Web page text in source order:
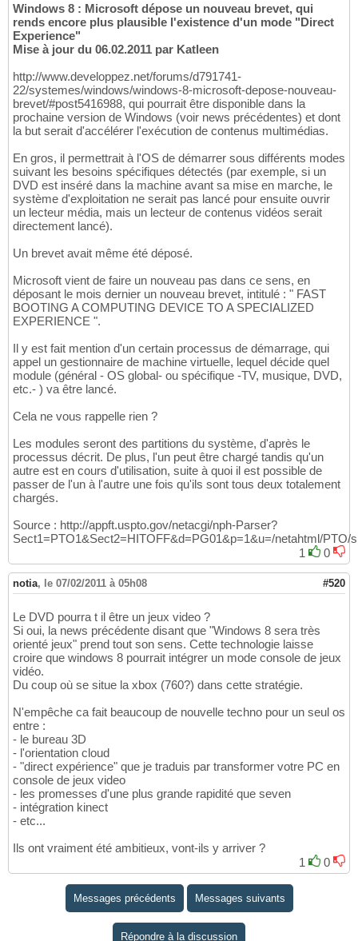
Windows 8 : Microsoft dépose un nouveau brevet, qui
rends encore plus plausible l'existence d'un mode "Direct
Experience"
Mise à jour du 06.02.2011 par Katleen
http://www.developpez.net/forums/d791741-
22/systemes/windows/windows-8-microsoft-depose-nouveau-
brevet/#post5416988, qui pourrait être disponible dans la
prochaine version de Windows (voir news précédentes) et dont
la but serait d'accélérer l'exécution de contenus multimédias.
En gros, il permettrait à l'OS de démarrer sous différents modes
suivant les besoins spécifiques détectés (par exemple, si un
DVD est inséré dans la machine avant sa mise en marche, le
système d'exploitation ne serait pas lancé pour ensuite ouvrir
un lecteur média, mais un lecteur de contenus vidéos serait
directement lancé).
Un brevet avait même été déposé.
Microsoft vient de faire un nouveau pas dans ce sens, en
déposant le mois dernier un nouveau brevet, intitulé : " FAST
BOOTING A COMPUTING DEVICE TO A SPECIALIZED
EXPERIENCE ".
Il y est fait mention d'un certain processus de démarrage, qui
appel un gestionnaire de machine virtuelle, lequel décide quel
module (général - OS global- ou spécifique -TV, musique, DVD,
etc.- ) va être lancé.
Cela ne vous rappelle rien ?
Les modules seront des partitions du système, d'après le
processus décrit. De plus, l'un peut être chargé tandis qu'un
autre est en cours d'utilisation, suite à quoi il est possible de
passer de l'un à l'autre une fois qu'ils sont tous deux totalement
chargés.
Source : http://appft.uspto.gov/netacgi/nph-Parser?
Sect1=PTO1&Sect2=HITOFF&d=PG01&p=1&u=/netahtml/
1
0
notia, le 07/02/2011 à 05h08 #520
Le DVD pourra t il être un jeux video ?
Si oui, la news précédente disant que "Windows 8 sera très
orienté jeux" prend tout son sens. Cette technologie laisse
croire que windows 8 pourrait intégrer un mode console de jeux
vidéo.
Du coup où se situe la xbox (760?) dans cette stratégie.
N'empêche ca fait beaucoup de nouvelle techno pour un seul os
entre :
- le bureau 3D
- l'orientation cloud
- "direct expérience" que je traduis par transformer votre PC en
console de jeux video
- les promesses d'une plus grande rapidité que seven
- intégration kinect
- etc...
Ils ont vraiment été ambitieux, vont-ils y arriver ?
1
0
Messages précédents Messages suivants
Répondre à la discussion